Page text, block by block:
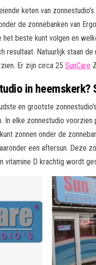
keten van
de zonnebanken van
beste kunt volgen en
resultaat. Natuurlijk staan
Er zijn circa 25 SunCare
in heemskerk?
en grootste
In elke zonnestudio
zonnen onder de
een aftersun. Deze
vitamine D krachtig wordt